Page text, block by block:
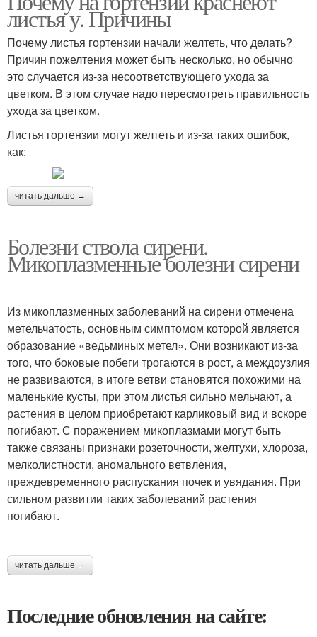
листья у. Причины
Почему листья гортензии начали желтеть, что делать?
Причин пожелтения может быть несколько, но обычно
это случается из-за несоответствующего ухода за
цветком. В этом случае надо пересмотреть правильность
ухода за цветком.
Листья гортензии могут желтеть и из-за таких ошибок,
как:
читать дальше →
Болезни ствола сирени.
Микоплазменные болезни сирени
Из микоплазменных заболеваний на сирени отмечена
метельчатость, основным симптомом которой является
образование «ведьминых метел». Они возникают из-за
того, что боковые побеги трогаются в рост, а междоузлия
не развиваются, в итоге ветви становятся похожими на
маленькие кусты, при этом листья сильно мельчают, а
растения в целом приобретают карликовый вид и вскоре
погибают. С поражением микоплазмами могут быть
также связаны признаки розеточности, желтухи, хлороза,
мелколистности, аномального ветвления,
преждевременного распускания почек и увядания. При
сильном развитии таких заболеваний растения
погибают.
читать дальше →
Последние обновления на сайте: